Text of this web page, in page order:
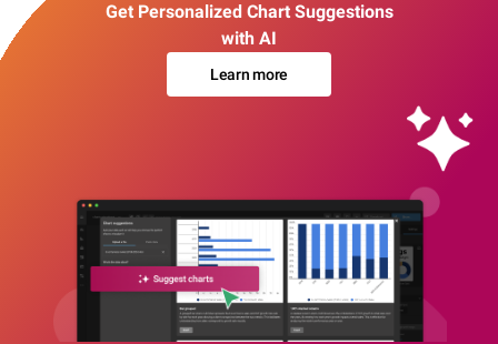
Get Personalized Chart Suggestions
with AI
Learn more